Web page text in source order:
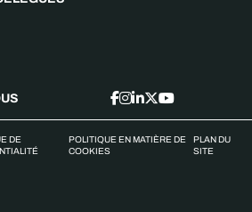
DE
POLITIQUE EN MATIÈRE DE
COOKIES
PLAN DU
SITE